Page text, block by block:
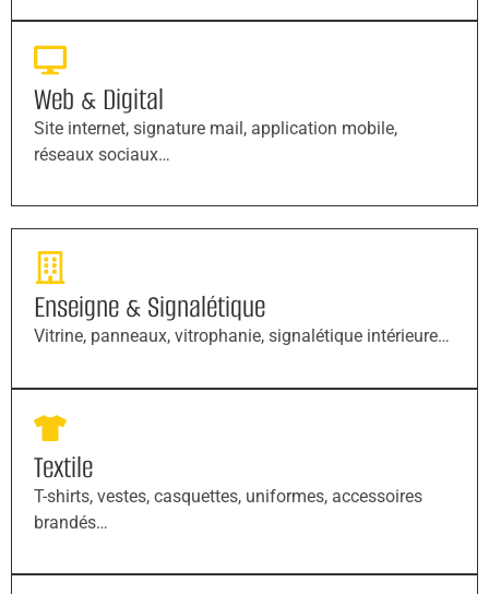
Web & Digital
Site internet, signature mail, application mobile,
réseaux sociaux…
Enseigne & Signalétique
Vitrine, panneaux, vitrophanie, signalétique intérieure…
Textile
T-shirts, vestes, casquettes, uniformes, accessoires
brandés…